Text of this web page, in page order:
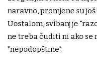
naravno, promjene su
Uostalom, svibanj je
ne treba čuditi ni ako se
"nepodopštine".